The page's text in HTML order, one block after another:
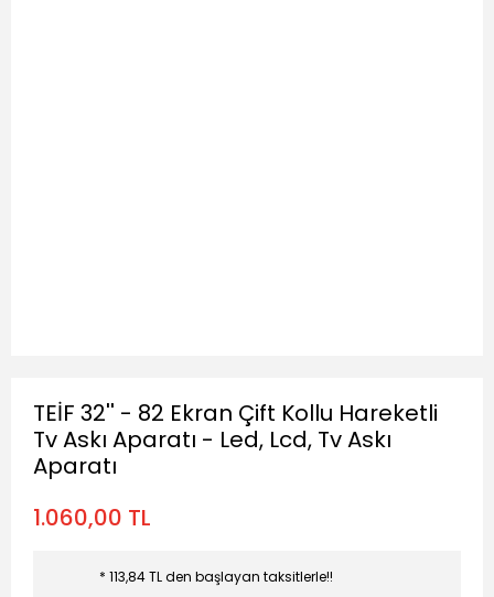
TEİF 32'' - 82 Ekran Çift Kollu Hareketli
Tv Askı Aparatı - Led, Lcd, Tv Askı
Aparatı
1.060,00 TL
* 113,84 TL den başlayan taksitlerle!!